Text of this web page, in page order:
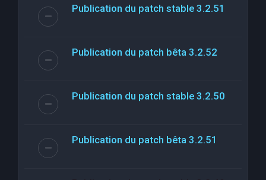
Publication du patch stable 3.2.51
Publication du patch bêta 3.2.52
Publication du patch stable 3.2.50
Publication du patch bêta 3.2.51